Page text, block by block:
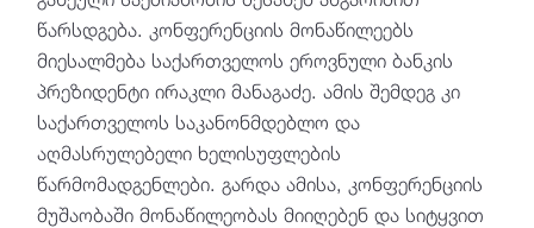
წარსდგება. კონფერენციის მონაწილეებს
მიესალმება საქართველოს ეროვნული ბანკის
პრეზიდენტი ირაკლი მანაგაძე. ამის შემდეგ კი
საქართველოს საკანონმდებლო და
აღმასრულებელი ხელისუფლების
წარმომადგენლები. გარდა ამისა, კონფერენციის
მუშაობაში მონაწილეობას მიიღებენ და სიტყვით